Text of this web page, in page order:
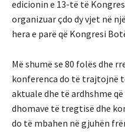
edicionin e 13-të të
organizuar çdo dy vjet në
hera e parë që Kongresi
Më shumë se 80 folës dhe
konferenca do të trajtojnë
aktuale dhe të ardhshme
dhomave të tregtisë dhe
do të mbahen në gjuhën